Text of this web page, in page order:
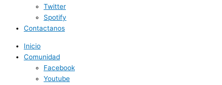
Twitter
Spotify
Contactanos
Inicio
Comunidad
Facebook
Youtube